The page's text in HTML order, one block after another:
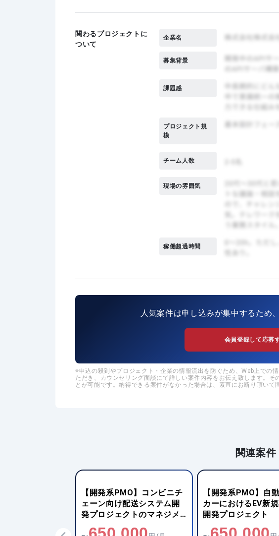
関わるプロジェクトに
ついて
企業名
募集背景
課題感
プロジェクト規
模
チーム人数
現場の雰囲気
稼働超過時間
人気案件は申し込みが集中するため
会員登録して応募
申込の殺到やプロジェクト・企業の情報流出を防ぐため、Web上での
ただき、カウンセリング面談にて詳しい案件内容をお伝え致します。
とが可能です。納得できる案件がなかった場合は、素直にお断り頂いて
関連案件
【開発系PMO】コンビニチ
ェーン向け配送システム開
発プロジェクトのマネジメ
ント業務
【開発系PMO】自
カーにおけるEV新
開発プロジェクト